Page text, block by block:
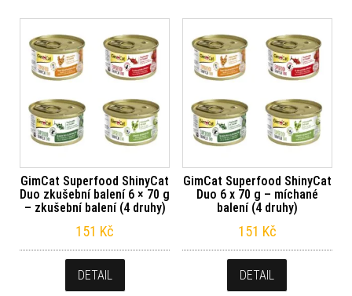
GimCat Superfood ShinyCat
Duo zkušební balení 6 × 70 g
– zkušební balení (4 druhy)
151 Kč
DETAIL
GimCat Superfood ShinyCat
Duo 6 x 70 g – míchané
balení (4 druhy)
151 Kč
DETAIL